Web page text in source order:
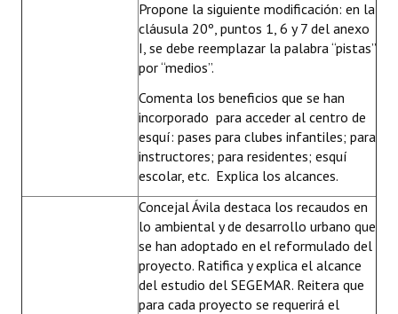
Propone la siguiente modificación: en la
cláusula 20º, puntos 1, 6 y 7 del anexo
I, se debe reemplazar la palabra “pistas”
por “medios”.
Comenta los beneficios que se han
incorporado para acceder al centro de
esquí: pases para clubes infantiles; para
instructores; para residentes; esquí
escolar, etc. Explica los alcances.
Concejal Ávila destaca los recaudos en
lo ambiental y de desarrollo urbano que
se han adoptado en el reformulado del
proyecto. Ratifica y explica el alcance
del estudio del SEGEMAR. Reitera que
para cada proyecto se requerirá el